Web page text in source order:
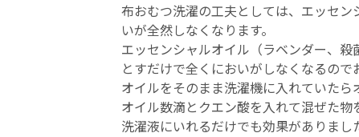
布おむつ洗濯の工夫としては、エッセ
いが全然しなくなります。
エッセンシャルオイル（ラベンダー、
とすだけで全くにおいがしなくなるので
オイルをそのまま洗濯機に入れていた
オイル数滴とクエン酸を入れて混ぜた
洗濯液にいれるだけでも効果がありまし